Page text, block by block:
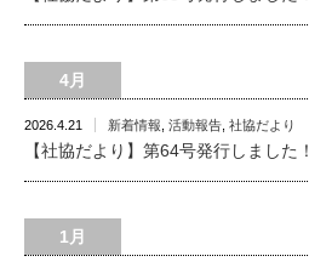
4月
2026.4.21 新着情報 活動報告 社協だより
【社協だより】第64号発行しました！
1月